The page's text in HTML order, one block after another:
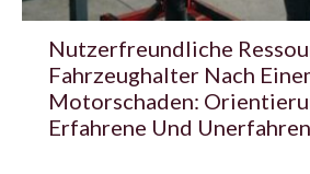
Nutzerfreundliche
Fahrzeughalter Nach
Motorschaden:
Erfahrene Und